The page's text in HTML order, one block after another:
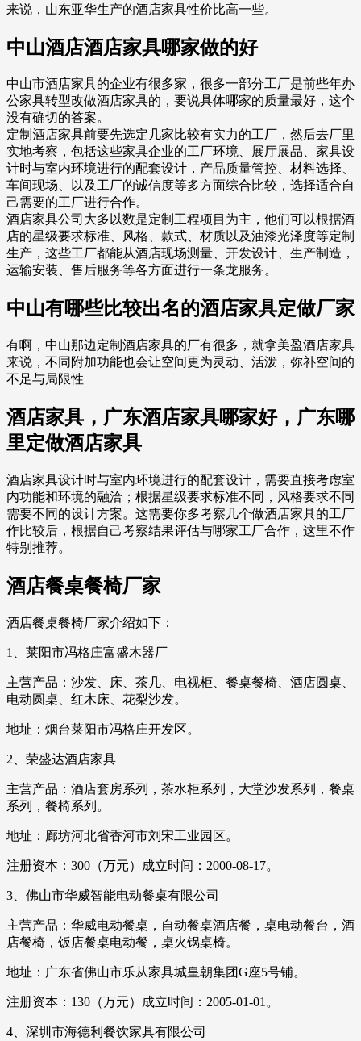
来说，山东亚华生产的酒店家具性价比高一些。
中山酒店酒店家具哪家做的好
中山市酒店家具的企业有很多家，很多一部分工厂是前些年办
公家具转型改做酒店家具的，要说具体哪家的质量最好，这个
没有确切的答案。
定制酒店家具前要先选定几家比较有实力的工厂，然后去厂里
实地考察，包括这些家具企业的工厂环境、展厅展品、家具设
计时与室内环境进行的配套设计，产品质量管控、材料选择、
车间现场、以及工厂的诚信度等多方面综合比较，选择适合自
己需要的工厂进行合作。
酒店家具公司大多以数是定制工程项目为主，他们可以根据酒
店的星级要求标准、风格、款式、材质以及油漆光泽度等定制
生产，这些工厂都能从酒店现场测量、开发设计、生产制造，
运输安装、售后服务等各方面进行一条龙服务。
中山有哪些比较出名的酒店家具定做厂家
有啊，中山那边定制酒店家具的厂有很多，就拿美盈酒店家具
来说，不同附加功能也会让空间更为灵动、活泼，弥补空间的
不足与局限性
酒店家具，广东酒店家具哪家好，广东哪
里定做酒店家具
酒店家具设计时与室内环境进行的配套设计，需要直接考虑室
内功能和环境的融洽；根据星级要求标准不同，风格要求不同
需要不同的设计方案。这需要你多考察几个做酒店家具的工厂
作比较后，根据自己考察结果评估与哪家工厂合作，这里不作
特别推荐。
酒店餐桌餐椅厂家
酒店餐桌餐椅厂家介绍如下：
1、莱阳市冯格庄富盛木器厂
主营产品：沙发、床、茶几、电视柜、餐桌餐椅、酒店圆桌、
电动圆桌、红木床、花梨沙发。
地址：烟台莱阳市冯格庄开发区。
2、荣盛达酒店家具
主营产品：酒店套房系列，茶水柜系列，大堂沙发系列，餐桌
系列，餐椅系列。
地址：廊坊河北省香河市刘宋工业园区。
注册资本：300（万元）成立时间：2000-08-17。
3、佛山市华威智能电动餐桌有限公司
主营产品：华威电动餐桌，自动餐桌酒店餐，桌电动餐台，酒
店餐椅，饭店餐桌电动餐，桌火锅桌椅。
地址：广东省佛山市乐从家具城皇朝集团G座5号铺。
注册资本：130（万元）成立时间：2005-01-01。
4、深圳市海德利餐饮家具有限公司